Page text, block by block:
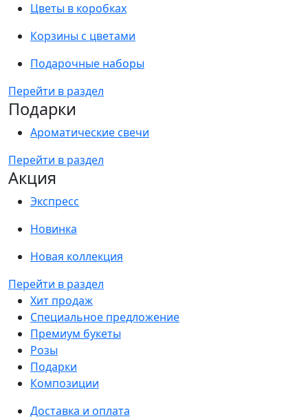
Цветы в коробках
Корзины с цветами
Подарочные наборы
Перейти в раздел
Подарки
Ароматические свечи
Перейти в раздел
Акция
Экспресс
Новинка
Новая коллекция
Перейти в раздел
Хит продаж
Специальное предложение
Премиум букеты
Розы
Подарки
Композиции
Доставка и оплата